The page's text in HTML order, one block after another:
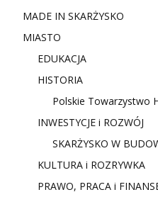
MADE IN SKARŻYSKO
MIASTO
EDUKACJA
HISTORIA
Polskie Towarzystwo
INWESTYCJE i ROZWÓJ
SKARŻYSKO W
KULTURA i ROZRYWKA
PRAWO, PRACA i